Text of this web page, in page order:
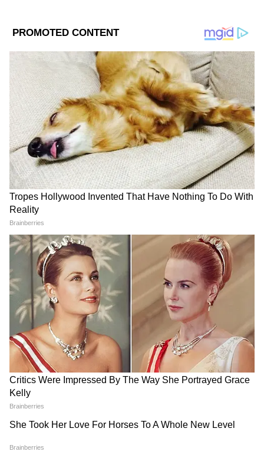
Image Credit : AI Generated
উপকূলীয় জেলা যেমন দক্ষিণ কন্নড়, উডুপি এবং
উত্তর কন্নড়ের বেশিরভাগ জায়গায় দিনের বেলায়
বৃষ্টি হতে পারে। অন্যদিকে, বেঙ্গালুরু আরবান,
বেঙ্গালুরু গ্রামীণ, মাইসুরু, মান্ড্য, হাসান, কোডাগু,
শিবমোগ্গা, চিকমাগালুর, তুমাকুরু, রামনগর,
চামরাজনগর-সহ দক্ষিণ অভ্যন্তরীণ কর্নাটকের
একাধিক জেলায় হালকা থেকে মাঝারি বৃষ্টির
সম্ভাবনা। সঙ্গে ঘণ্টায় ৩০-৪০ কিমি বেগে ঝোড়ো
হাওয়া বইতে পারে।